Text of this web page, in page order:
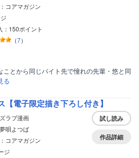
コアマガジン
：150ポイント
（7）
ことから同じバイト先で憧れの先輩・悠と同
る
電子限定描き下ろし付き】
ラブ漫画
唄よつば
コアマガジン
ジ
試し読み
作品詳細